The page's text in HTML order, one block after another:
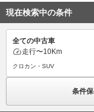
現在検索中の条件
全ての中古車
走行〜10Km
クロカン・SUV
条件